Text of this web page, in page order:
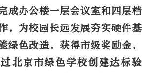
成办公楼一层会议室和四层档
，为校园长远发展夯实硬件基
绿色改造，获得市级奖励金，
北京市绿色学校创建达标验